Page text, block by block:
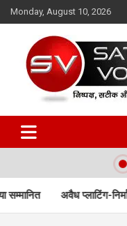
Skip
to
Monday, August 10, 2026
Satya Voice
निर्माण पर एमडीडीए की बड़ी